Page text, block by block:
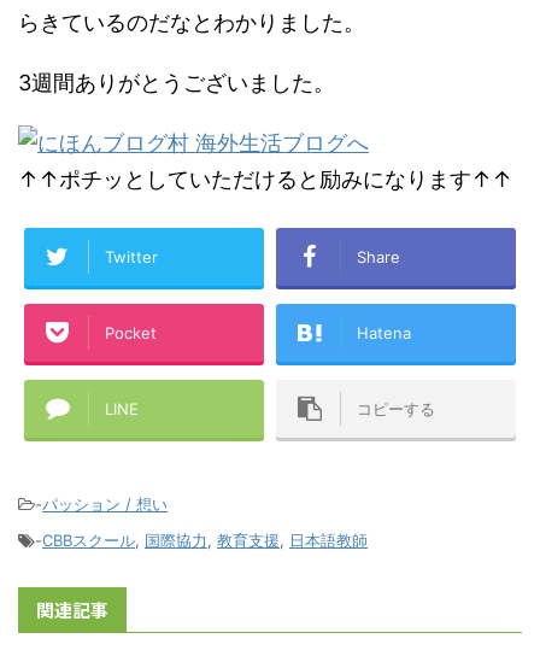
らきているのだなとわかりました。
3週間ありがとうございました。
↑↑ポチッとしていただけると励みになります↑↑
Twitter Share
Pocket Hatena
LINE コピーする
-パッション / 想い
-CBBスクール, 国際協力, 教育支援, 日本語教師
関連記事